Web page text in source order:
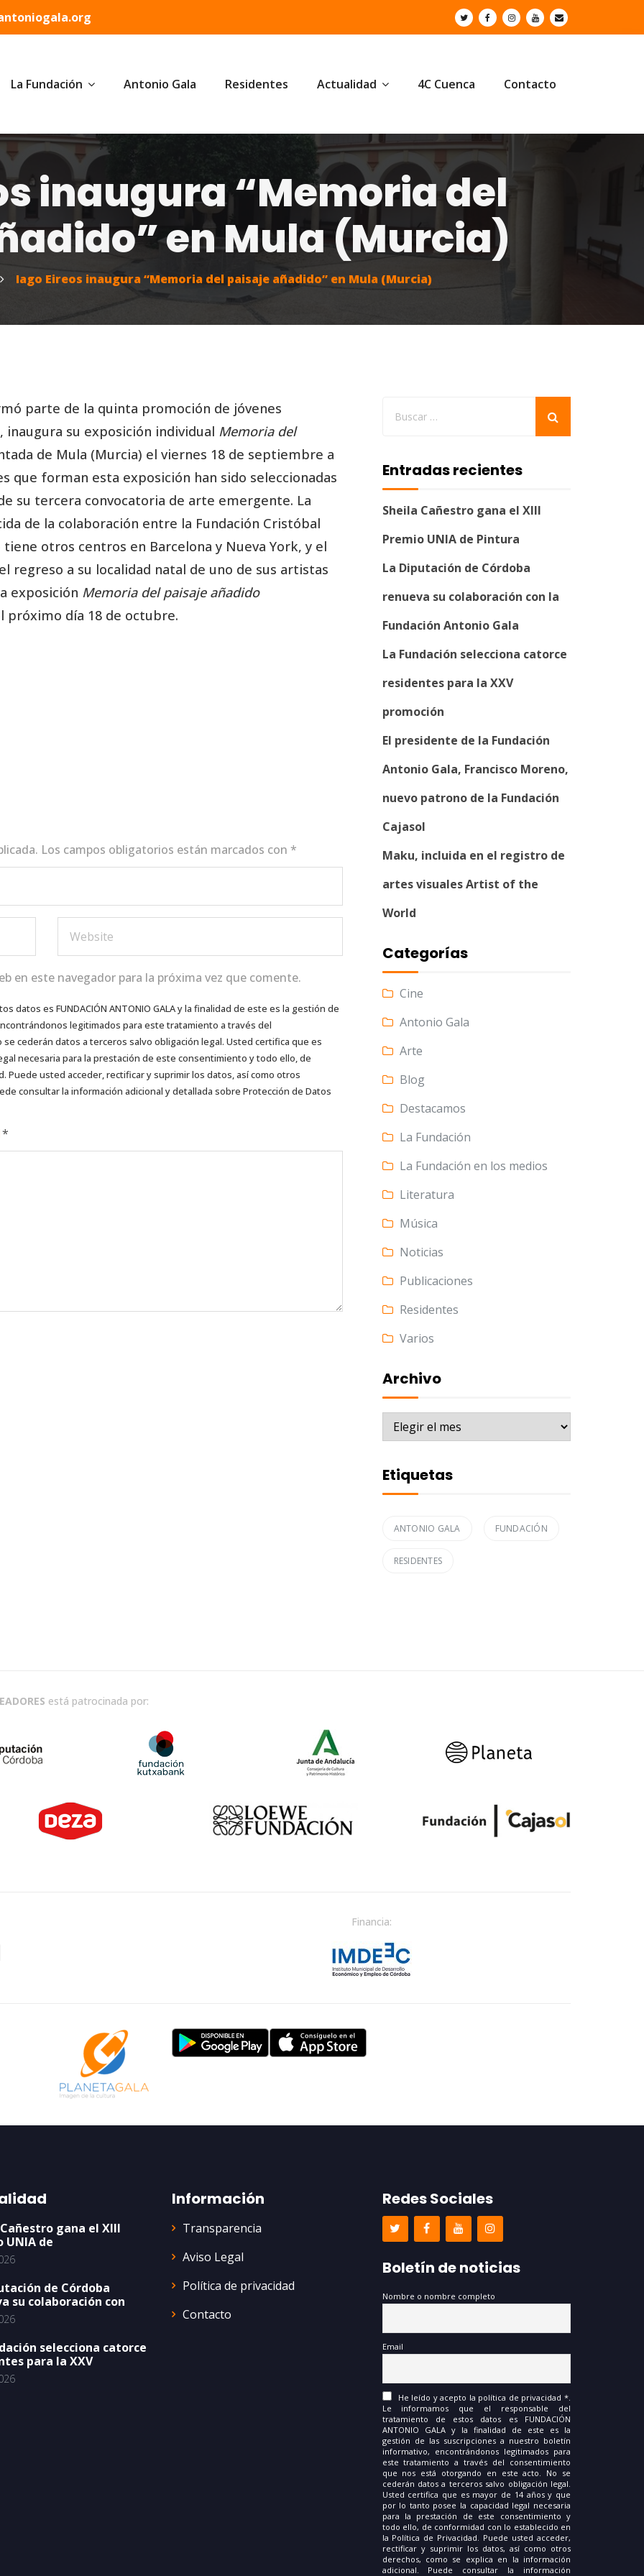
La Fundación Antonio Gala Residentes Actualidad 4C Cuenca Contacto
inaugura “Memoria del
en Mula (Murcia)
Iago Eireos inaugura “Memoria del paisaje añadido” en Mula (Murcia)
parte de la quinta promoción de jóvenes
inaugura su exposición individual Memoria del
de Mula (Murcia) el viernes 18 de septiembre a
que forman esta exposición han sido seleccionadas
su tercera convocatoria de arte emergente. La
de la colaboración entre la Fundación Cristóbal
otros centros en Barcelona y Nueva York, y el
regreso a su localidad natal de uno de sus artistas
exposición Memoria del paisaje añadido
próximo día 18 de octubre.
Los campos obligatorios están marcados con *
en este navegador para la próxima vez que comente.
es FUNDACIÓN ANTONIO GALA y la finalidad de este es la gestión de
legitimados para este tratamiento a través del
cederán datos a terceros salvo obligación legal. Usted certifica que es
necesaria para la prestación de este consentimiento y todo ello, de
Puede usted acceder, rectificar y suprimir los datos, así como otros
consultar la información adicional y detallada sobre Protección de Datos
*
Entradas recientes
Sheila Cañestro gana el XIII
Premio UNIA de Pintura
La Diputación de Córdoba
renueva su colaboración con la
Fundación Antonio Gala
La Fundación selecciona catorce
residentes para la XXV
promoción
El presidente de la Fundación
Antonio Gala, Francisco Moreno,
nuevo patrono de la Fundación
Cajasol
Maku, incluida en el registro de
artes visuales Artist of the
World
Categorías
Cine
Antonio Gala
Arte
Blog
Destacamos
La Fundación
La Fundación en los medios
Literatura
Música
Noticias
Publicaciones
Residentes
Varios
Archivo
Archivo
Etiquetas
ANTONIO GALA FUNDACIÓN
RESIDENTES
está patrocinada por:
Financia:
gana el XIII
UNIA de
de Córdoba
su colaboración con
selecciona catorce
para la XXV
Información
Transparencia
Aviso Legal
Política de privacidad
Contacto
Redes Sociales
Boletín de noticias
Nombre o nombre completo
Email
He leído y acepto la política de privacidad *.
Le informamos que el responsable del
tratamiento de estos datos es FUNDACIÓN
ANTONIO GALA y la finalidad de este es la
gestión de las suscripciones a nuestro boletín
informativo, encontrándonos legitimados para
este tratamiento a través del consentimiento
que nos está otorgando en este acto. No se
cederán datos a terceros salvo obligación legal.
Usted certifica que es mayor de 14 años y que
por lo tanto posee la capacidad legal necesaria
para la prestación de este consentimiento y
todo ello, de conformidad con lo establecido en
la Política de Privacidad. Puede usted acceder,
rectificar y suprimir los datos, así como otros
derechos, como se explica en la información
adicional. Puede consultar la información